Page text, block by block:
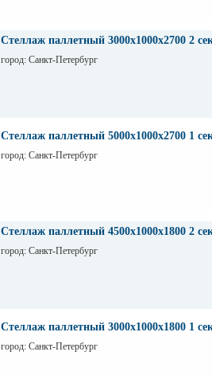
Стеллаж паллетный 3000х1000х2700 2
город: Санкт-Петербург
Стеллаж паллетный 5000х1000х2700 1
город: Санкт-Петербург
Стеллаж паллетный 4500х1000х1800 2
город: Санкт-Петербург
Стеллаж паллетный 3000х1000х1800 1
город: Санкт-Петербург